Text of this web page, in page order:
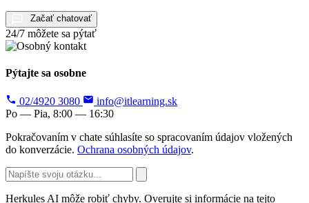
Začať chatovať
24/7 môžete sa pýtať
Pýtajte sa osobne
02/4920 3080
info@itlearning.sk
Po — Pia, 8:00 — 16:30
Pokračovaním v chate súhlasíte so spracovaním údajov vložených
do konverzácie. Ochrana osobných údajov.
Herkules AI môže robiť chyby. Overujte si informácie na tejto